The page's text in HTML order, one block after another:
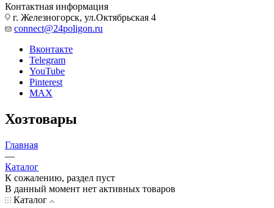
Контактная информация
г. Железногорск, ул.Октябрьская 4
connect@24poligon.ru
Вконтакте
Telegram
YouTube
Pinterest
MAX
Хозтовары
Главная
—
Каталог
К сожалению, раздел пуст
В данный момент нет активных товаров
Каталог